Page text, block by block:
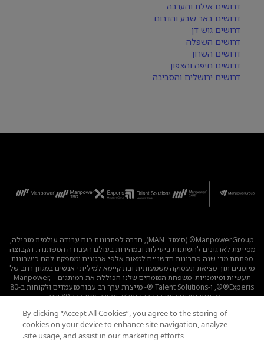
דרושים אילת והערבה
דרושים באר שבע והדרום
דרושים גוש דן
דרושים השפלה
דרושים השרון
דרושים חיפה והצפון
דרושים ירושלים והסביבה
ManpowerGroup® (סימול: MAN), חברה לפתרונות כוח עבודה עולמית מובילה,
מסייעת לארגונים להשתנות ביעילות ובמהירות בעולם העבודה המשתנה . הקבוצה
מפתחת מדי שנה פתרונות חדשניים למאות אלפי ארגונים ומספקת להם כישרונות
מיומנים תוך מציאת תעסוקה משמעותית ובת קיימא למיליוני אנשים במגוון רחב של
תעשיות ומיומנויות. משפחת המומחים שלנו הכוללת את המותגים – Manpower,
®Experis®, ו-Talent Solutions ®- מייצרת ערך רב עבור מועמדים ולקוחות ב-80
מדינות וטריטוריות ברחבי העולם, ועושה זאת כבר 80 שנה.
לכל המשרות | מדיניות הפרטיות | תנאי השימוש | נגישות
קוד אתי
|
By clicking “Accept All Cookies”, you agree to the storing of
cookies on your device to enhance site navigation, analyze
site usage, and assist in our marketing efforts.